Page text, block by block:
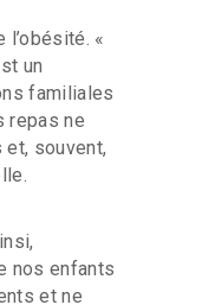
«
un
familiales
repas ne
souvent,
nos enfants
et ne